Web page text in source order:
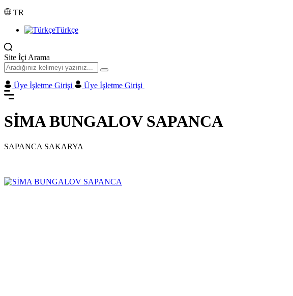
TR
Türkçe
Site İçi Arama
Üye İşletme Girişi Üye İşletme Girişi
SİMA BUNGALOV SAPANCA
SAPANCA SAKARYA